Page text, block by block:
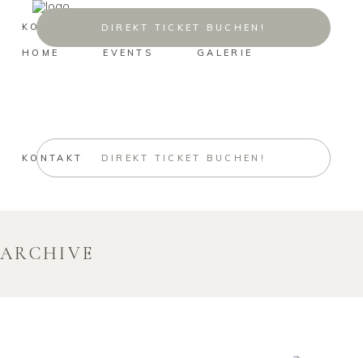
HOME EVENTS GALERIE
KONTAKT DIREKT TICKET BUCHEN!
KONTAKT DIREKT TICKET BUCHEN!
ARCHIVE